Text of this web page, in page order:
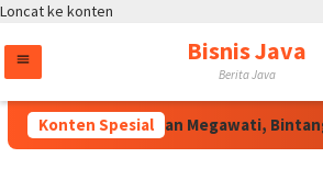
Loncat ke konten
Bisnis Java
Berita Java
Konten Spesial
Atas Arahan Megawati,